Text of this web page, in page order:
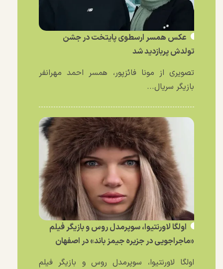
عکس همسر ارسطوی پایتخت در جشن
تولدش پربازدید شد
تصویری از مونا فائزپور، همسر احمد مهرانفر
بازیگر سریال...
اولگا لاورنتیوا، سوپرمدل روس و بازیگر فیلم
«ماجراجویی در جزیره جیمز باند» در اصفهان
اولگا لاورنتیوا، سوپرمدل روس و بازیگر فیلم